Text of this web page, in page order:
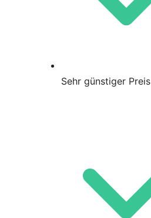
Sehr günstiger Preis